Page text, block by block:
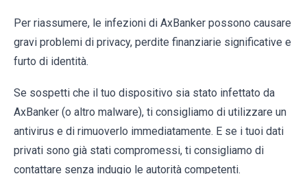
Per riassumere, le infezioni di AxBanker possono causare
gravi problemi di privacy, perdite finanziarie significative e
furto di identità.
Se sospetti che il tuo dispositivo sia stato infettato da
AxBanker (o altro malware), ti consigliamo di utilizzare un
antivirus e di rimuoverlo immediatamente. E se i tuoi dati
privati ​​sono già stati compromessi, ti consigliamo di
contattare senza indugio le autorità competenti.